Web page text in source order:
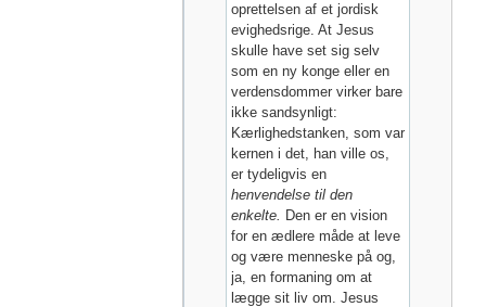
oprettelsen af et jordisk
evighedsrige. At Jesus
skulle have set sig selv
som en ny konge eller en
verdensdommer virker bare
ikke sandsynligt:
Kærlighedstanken, som var
kernen i det, han ville os,
er tydeligvis en
henvendelse til den
enkelte. Den er en vision
for en ædlere måde at leve
og være menneske på og,
ja, en formaning om at
lægge sit liv om. Jesus